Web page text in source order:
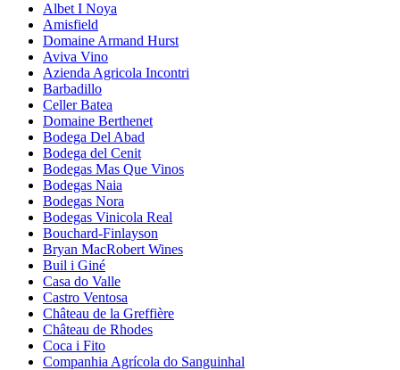
Albet I Noya
Amisfield
Domaine Armand Hurst
Aviva Vino
Azienda Agricola Incontri
Barbadillo
Celler Batea
Domaine Berthenet
Bodega Del Abad
Bodega del Cenit
Bodegas Mas Que Vinos
Bodegas Naia
Bodegas Nora
Bodegas Vinicola Real
Bouchard-Finlayson
Bryan MacRobert Wines
Buil i Giné
Casa do Valle
Castro Ventosa
Château de la Greffière
Château de Rhodes
Coca i Fito
Companhia Agrícola do Sanguinhal